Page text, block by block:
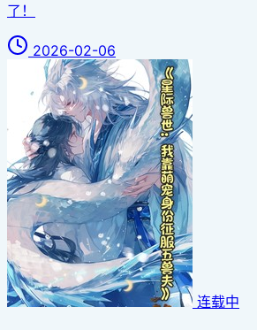
了！
2026-02-06
连载中